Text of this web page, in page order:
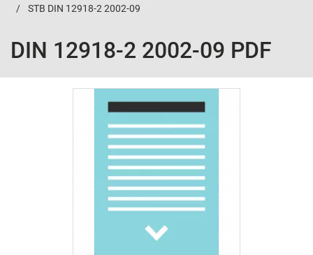
STB DIN 12918-2 2002-09
DIN 12918-2 2002-09 PDF